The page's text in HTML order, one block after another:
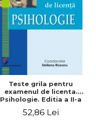
Teste grila pentru
examenul de licenta.
Psihologie. Editia a II-a
52,86 Lei